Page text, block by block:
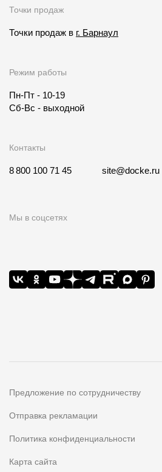
Точки продаж
Точки продаж в г. Барнаул
Режим работы
Пн-Пт - 10-19
Сб-Вс - выходной
Контакты
8 800 100 71 45 site@docke.ru
Мы в соцсетях
Предложение по сотрудничеству
Отправка рекламации
Политика конфиденциальности
Карта сайта